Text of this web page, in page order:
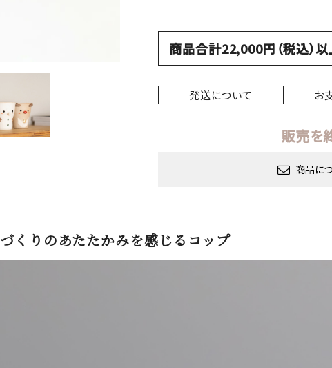
商品合計22,000円（税込）
発送について お
販売を
商品に
くりのあたたかみを感じるコップ